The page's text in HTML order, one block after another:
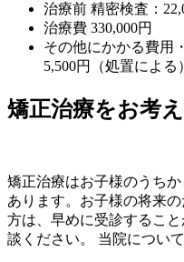
治療前 精密検査：
治療費 330,000円
その他にかかる費用
5,500円（処置による）
矯正治療をお考
矯正治療はお子様のうち
あります。お子様の将来
方は、早めに受診するこ
談ください。 当院につい